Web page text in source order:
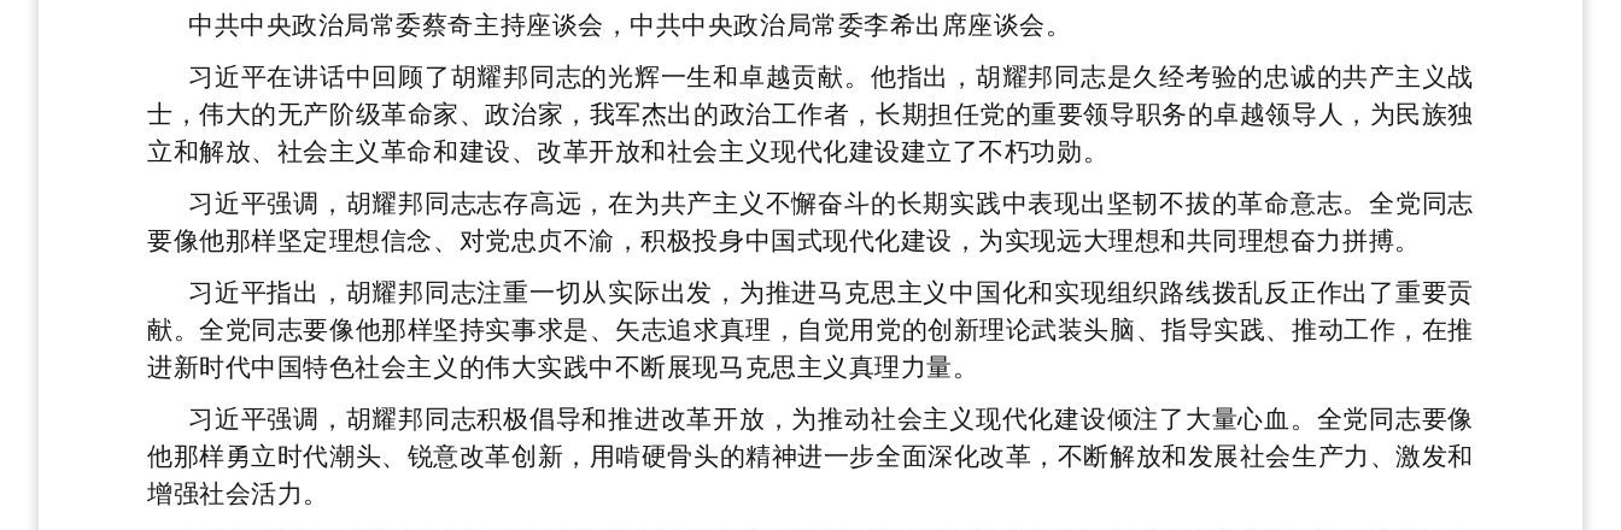
中共中央政治局常委蔡奇主持座谈会，中共中央政治局常委李希出席座谈会。
习近平在讲话中回顾了胡耀邦同志的光辉一生和卓越贡献。他指出，胡耀邦同志是久经考验的忠诚的共产主义战
士，伟大的无产阶级革命家、政治家，我军杰出的政治工作者，长期担任党的重要领导职务的卓越领导人，为民族独
立和解放、社会主义革命和建设、改革开放和社会主义现代化建设建立了不朽功勋。
习近平强调，胡耀邦同志志存高远，在为共产主义不懈奋斗的长期实践中表现出坚韧不拔的革命意志。全党同志
要像他那样坚定理想信念、对党忠贞不渝，积极投身中国式现代化建设，为实现远大理想和共同理想奋力拼搏。
习近平指出，胡耀邦同志注重一切从实际出发，为推进马克思主义中国化和实现组织路线拨乱反正作出了重要贡
献。全党同志要像他那样坚持实事求是、矢志追求真理，自觉用党的创新理论武装头脑、指导实践、推动工作，在推
进新时代中国特色社会主义的伟大实践中不断展现马克思主义真理力量。
习近平强调，胡耀邦同志积极倡导和推进改革开放，为推动社会主义现代化建设倾注了大量心血。全党同志要像
他那样勇立时代潮头、锐意改革创新，用啃硬骨头的精神进一步全面深化改革，不断解放和发展社会生产力、激发和
增强社会活力。